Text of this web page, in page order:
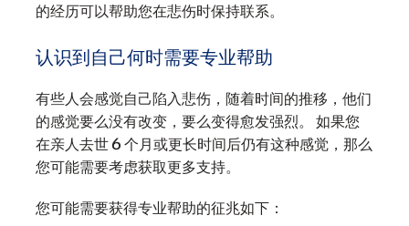
的经历可以帮助您在悲伤时保持联系。
认识到自己何时需要专业帮助
有些人会感觉自己陷入悲伤，随着时间的推移，他们
的感觉要么没有改变，要么变得愈发强烈。 如果您
在亲人去世 6 个月或更长时间后仍有这种感觉，那么
您可能需要考虑获取更多支持。
您可能需要获得专业帮助的征兆如下：